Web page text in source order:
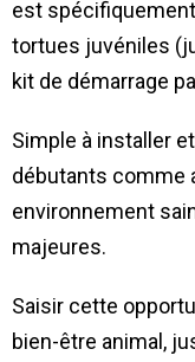
est
tortues juvéniles
kit de démarrage
Simple à installer
débutants comme
environnement
majeures.
Saisir cette
bien-être animal,